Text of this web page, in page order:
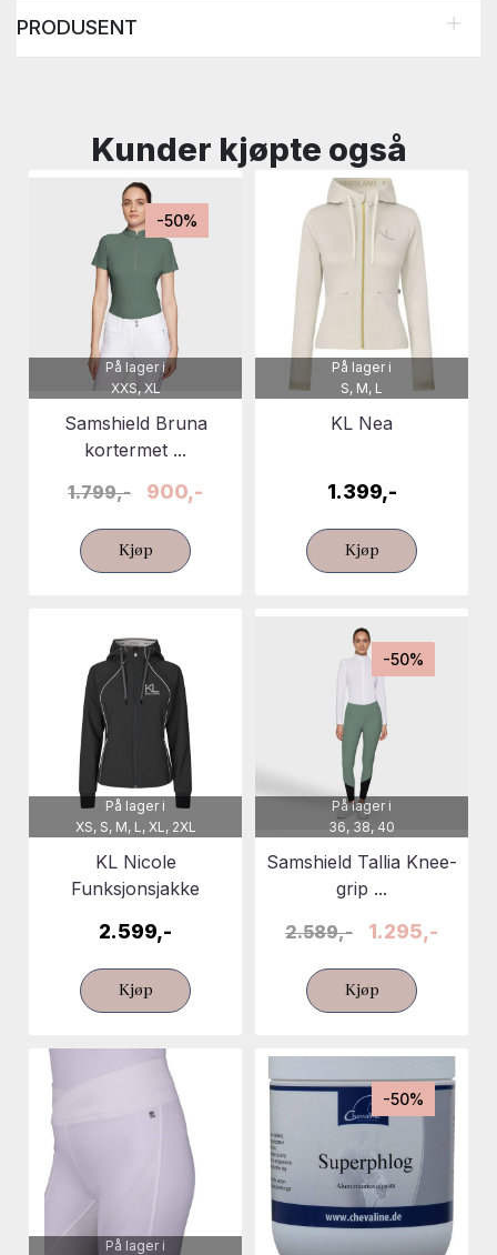
PRODUSENT
Kunder kjøpte også
-50%
På lager i
XXS, XL
Samshield Bruna
kortermet ...
1.799,-
900,-
Kjøp
På lager i
S, M, L
KL Nea
1.399,-
Kjøp
På lager i
XS, S, M, L, XL, 2XL
KL Nicole
Funksjonsjakke
2.599,-
Kjøp
-50%
På lager i
36, 38, 40
Samshield Tallia Knee-
grip ...
2.589,-
1.295,-
Kjøp
På lager i
-50%